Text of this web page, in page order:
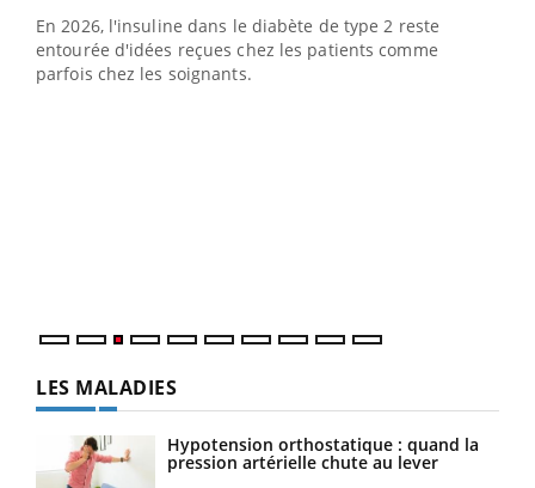
En 2026, l'insuline dans le diabète de type 2 reste
entourée d'idées reçues chez les patients comme
parfois chez les soignants.
LES MALADIES
Hypotension orthostatique : quand la
pression artérielle chute au lever